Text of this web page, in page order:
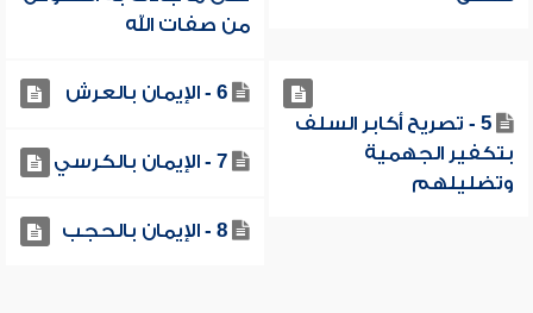
من صفات الله
5 - تصريح أكابر السلف
بتكفير الجهمية
وتضليلهم
6 - الإيمان بالعرش
7 - الإيمان بالكرسي
8 - الإيمان بالحجب